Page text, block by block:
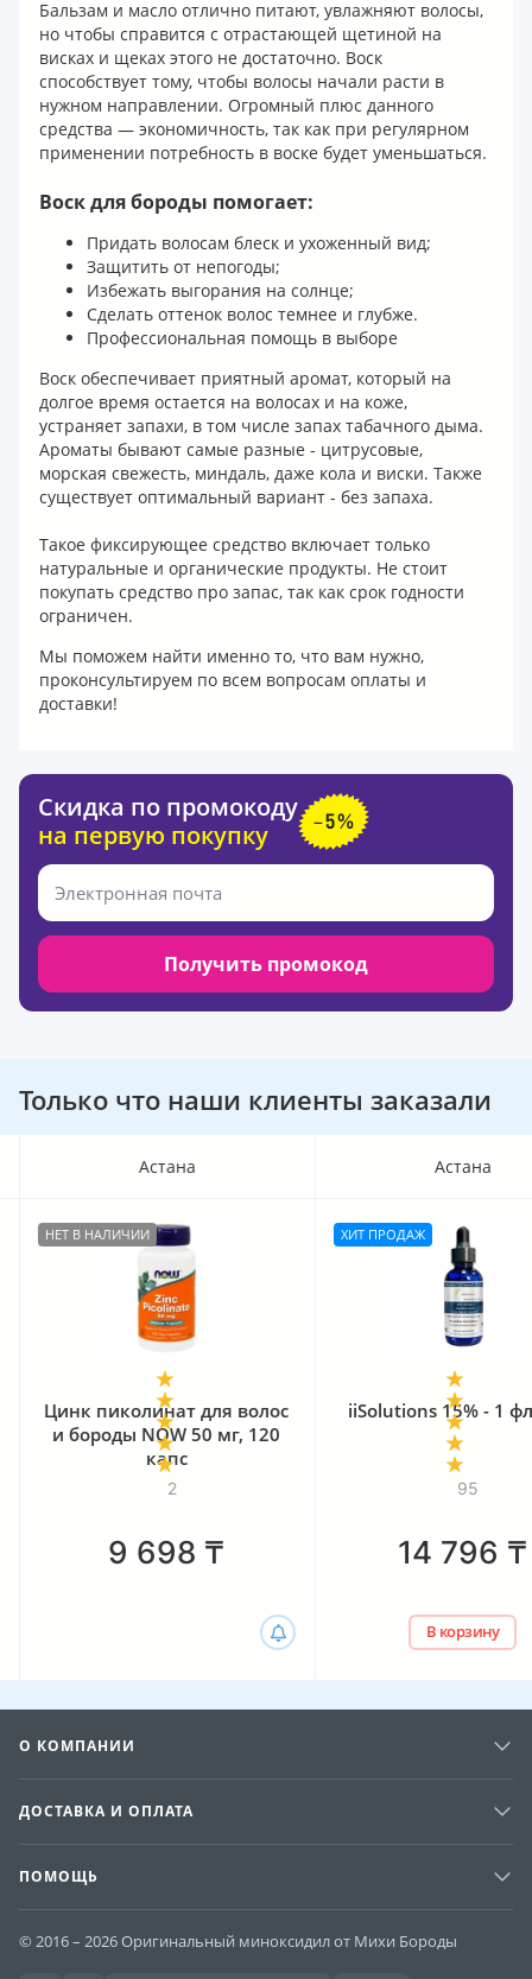
Бальзам и масло отлично питают, увлажняют волосы,
но чтобы справится с отрастающей щетиной на
висках и щеках этого не достаточно. Воск
способствует тому, чтобы волосы начали расти в
нужном направлении. Огромный плюс данного
средства — экономичность, так как при регулярном
применении потребность в воске будет уменьшаться.
Воск для бороды помогает:
Придать волосам блеск и ухоженный вид;
Защитить от непогоды;
Избежать выгорания на солнце;
Сделать оттенок волос темнее и глубже.
Профессиональная помощь в выборе
Воск обеспечивает приятный аромат, который на
долгое время остается на волосах и на коже,
устраняет запахи, в том числе запах табачного дыма.
Ароматы бывают самые разные - цитрусовые,
морская свежесть, миндаль, даже кола и виски. Также
существует оптимальный вариант - без запаха.
Такое фиксирующее средство включает только
натуральные и органические продукты. Не стоит
покупать средство про запас, так как срок годности
ограничен.
Мы поможем найти именно то, что вам нужно,
проконсультируем по всем вопросам оплаты и
доставки!
Скидка по промокоду
на первую покупку
Получить промокод
Только что наши клиенты заказали
Астана
НЕТ В НАЛИЧИИ
2
Цинк пиколинат для волос
и бороды NOW 50 мг, 120
капс
9 698 ₸
Астана
ХИТ ПРОДАЖ
95
iiSolutions 15% - 1
14 796 ₸
В корзину
О КОМПАНИИ
ДОСТАВКА И ОПЛАТА
ПОМОЩЬ
© 2016 – 2026 Оригинальный миноксидил от Михи Бороды